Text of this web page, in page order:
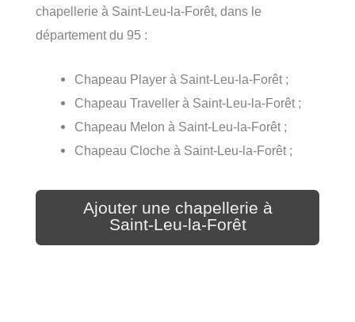
chapellerie à Saint-Leu-la-Forêt, dans le
département du 95 :
Chapeau Player à Saint-Leu-la-Forêt ;
Chapeau Traveller à Saint-Leu-la-Forêt ;
Chapeau Melon à Saint-Leu-la-Forêt ;
Chapeau Cloche à Saint-Leu-la-Forêt ;
Ajouter une chapellerie à
Saint-Leu-la-Forêt